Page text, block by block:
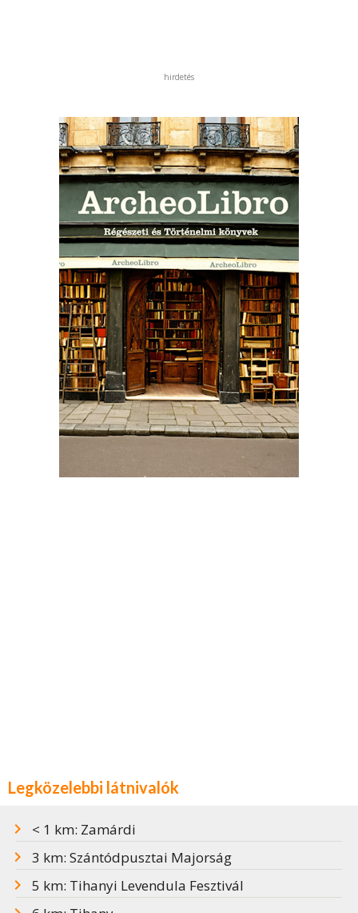
hirdetés
Legközelebbi látnivalók
< 1 km: Zamárdi
3 km: Szántódpusztai Majorság
5 km: Tihanyi Levendula Fesztivál